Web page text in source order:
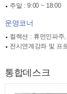
주말 : 9:00 ~ 18:00
운영코너
컬렉션 : 휴먼인파주
전시연계강좌 및 프
통합데스크